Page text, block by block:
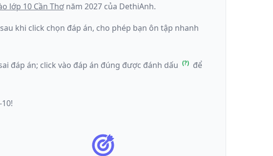
lớp 10 Cần Thơ năm 2027 của DethiAnh.
khi click chọn đáp án, cho phép bạn ôn tập nhanh
đáp án; click vào đáp án đúng được đánh dấu
để